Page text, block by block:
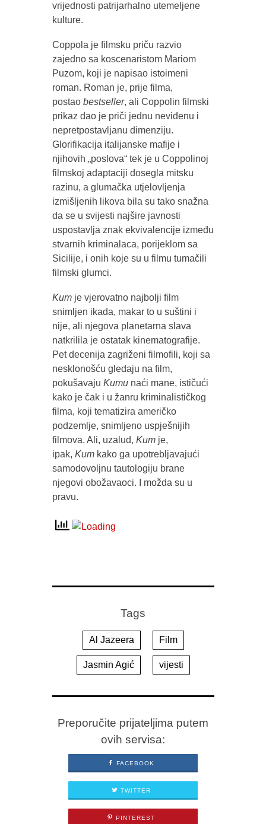
vrijednosti patrijarhalno utemeljene
kulture.
Coppola je filmsku priču razvio
zajedno sa koscenaristom Mariom
Puzom, koji je napisao istoimeni
roman. Roman je, prije filma,
postao bestseller, ali Coppolin filmski
prikaz dao je priči jednu neviđenu i
nepretpostavljanu dimenziju.
Glorifikacija italijanske mafije i
njihovih „poslova“ tek je u Coppolinoj
filmskoj adaptaciji dosegla mitsku
razinu, a glumačka utjelovljenja
izmišljenih likova bila su tako snažna
da se u svijesti najšire javnosti
uspostavlja znak ekvivalencije između
stvarnih kriminalaca, porijeklom sa
Sicilije, i onih koje su u filmu tumačili
filmski glumci.
Kumje vjerovatno najbolji film
snimljen ikada, makar to u suštini i
nije, ali njegova planetarna slava
natkrilila je ostatak kinematografije.
Pet decenija zagriženi filmofili, koji sa
nesklonošću gledaju na film,
pokušavaju Kumunaći mane, ističući
kako je čak i u žanru kriminalističkog
filma, koji tematizira američko
podzemlje, snimljeno uspješnijih
filmova. Ali, uzalud, Kumje,
ipak, Kumkako ga upotrebljavajući
samodovoljnu tautologiju brane
njegovi obožavaoci. I možda su u
pravu.
Tags
Al Jazeera Film
Jasmin Agić vijesti
Preporučite prijateljima putem
ovih servisa:
FACEBOOK
TWITTER
PINTEREST